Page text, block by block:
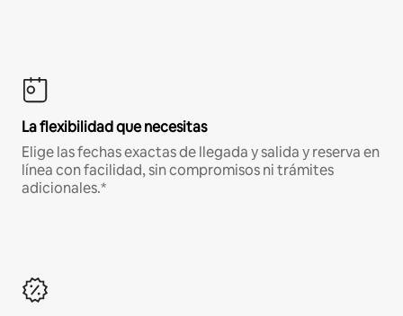
La flexibilidad que necesitas
Elige las fechas exactas de llegada y salida y reserva en
línea con facilidad, sin compromisos ni trámites
adicionales.*